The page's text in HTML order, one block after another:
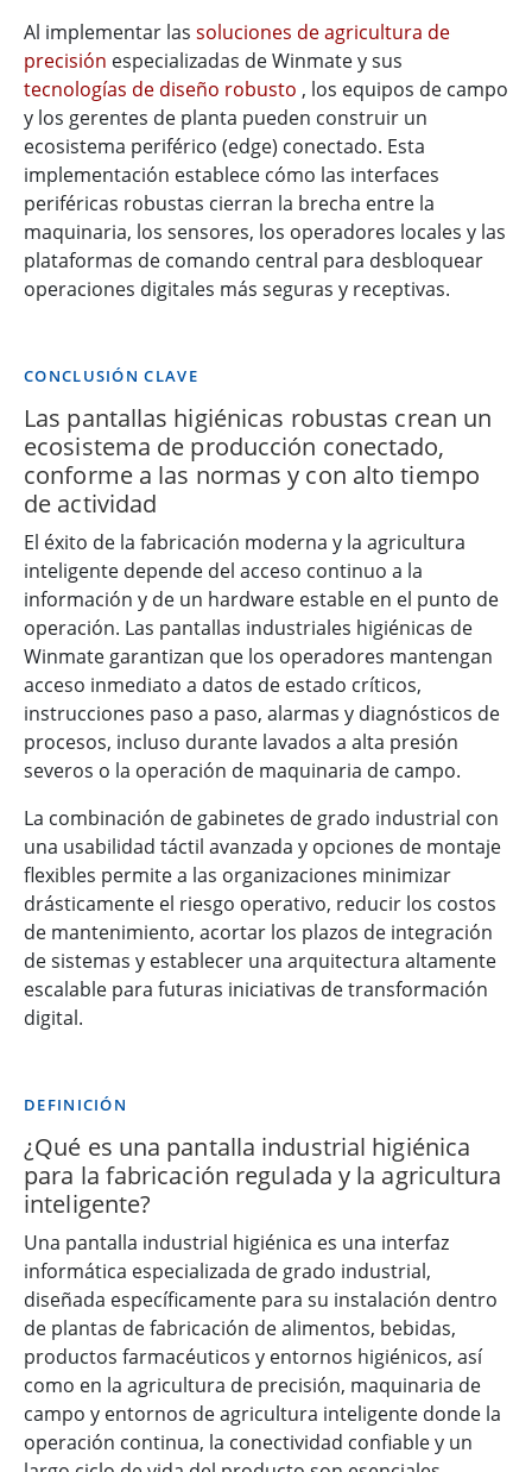
Al implementar las soluciones de agricultura de
precisión especializadas de Winmate y sus
tecnologías de diseño robusto , los equipos de campo
y los gerentes de planta pueden construir un
ecosistema periférico (edge) conectado. Esta
implementación establece cómo las interfaces
periféricas robustas cierran la brecha entre la
maquinaria, los sensores, los operadores locales y las
plataformas de comando central para desbloquear
operaciones digitales más seguras y receptivas.
CONCLUSIÓN CLAVE
Las pantallas higiénicas robustas crean un
ecosistema de producción conectado,
conforme a las normas y con alto tiempo
de actividad
El éxito de la fabricación moderna y la agricultura
inteligente depende del acceso continuo a la
información y de un hardware estable en el punto de
operación. Las pantallas industriales higiénicas de
Winmate garantizan que los operadores mantengan
acceso inmediato a datos de estado críticos,
instrucciones paso a paso, alarmas y diagnósticos de
procesos, incluso durante lavados a alta presión
severos o la operación de maquinaria de campo.
La combinación de gabinetes de grado industrial con
una usabilidad táctil avanzada y opciones de montaje
flexibles permite a las organizaciones minimizar
drásticamente el riesgo operativo, reducir los costos
de mantenimiento, acortar los plazos de integración
de sistemas y establecer una arquitectura altamente
escalable para futuras iniciativas de transformación
digital.
DEFINICIÓN
¿Qué es una pantalla industrial higiénica
para la fabricación regulada y la agricultura
inteligente?
Una pantalla industrial higiénica es una interfaz
informática especializada de grado industrial,
diseñada específicamente para su instalación dentro
de plantas de fabricación de alimentos, bebidas,
productos farmacéuticos y entornos higiénicos, así
como en la agricultura de precisión, maquinaria de
campo y entornos de agricultura inteligente donde la
operación continua, la conectividad confiable y un